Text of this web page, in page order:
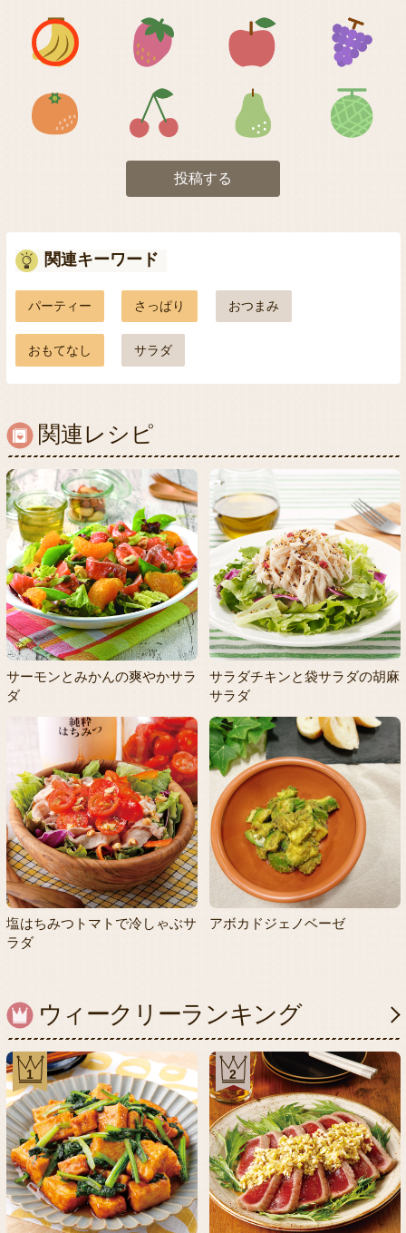
アイコン1 アイコン2 アイコン3
アイコン5 アイコン6 アイコン7
投稿する
関連キーワード
パーティー さっぱり おつまみ
おもてなし サラダ
関連レシピ
サーモンとみかんの爽やかサラ
ダ
サラダチキンと袋サラダの胡麻
サラダ
塩はちみつトマトで冷しゃぶサ
ラダ
アボカドジェノベーゼ
ウィークリーランキング
1 2